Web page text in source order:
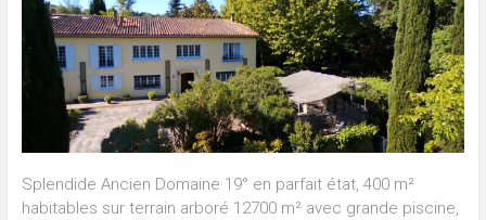
Splendide Ancien Domaine 19° en parfait état, 400 m²
habitables sur terrain arboré 12700 m² avec grande piscine,